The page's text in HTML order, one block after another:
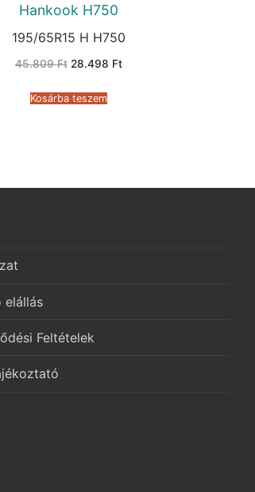
Hankook H750
195/65R15 H H750
45.809Ft Original
45.809 Ft.
28.498 FtCurrent
Kosárba teszem
elállás
Feltételek